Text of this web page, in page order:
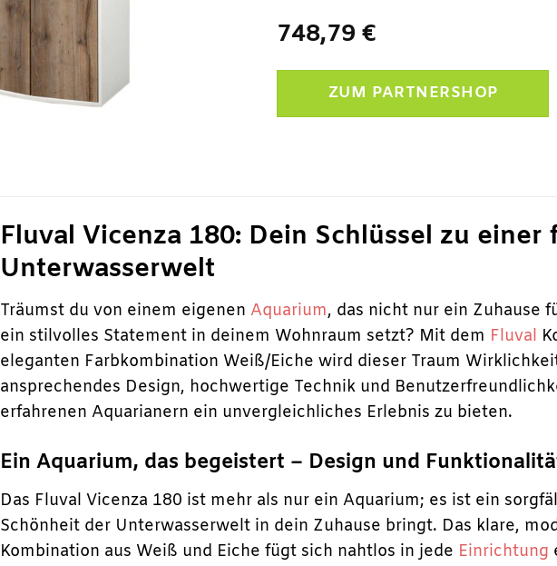
748,79€
ZUM PARTNERSHOP
Fluval Vicenza 180: Dein Schlüssel zu einer
Unterwasserwelt
Träumst du von einem eigenen Aquarium, das nicht nur ein Zuhause
ein stilvolles Statement in deinem Wohnraum setzt? Mit dem Fluval
eleganten Farbkombination Weiß/Eiche wird dieser Traum
ansprechendes Design, hochwertige Technik und
erfahrenen Aquarianern ein unvergleichliches Erlebnis zu bieten.
Ein Aquarium, das begeistert – Design und
Das Fluval Vicenza 180 ist mehr als nur ein Aquarium; es ist ein
Schönheit der Unterwasserwelt in dein Zuhause bringt. Das klare,
Kombination aus Weiß und Eiche fügt sich nahtlos in jede Einrichtung